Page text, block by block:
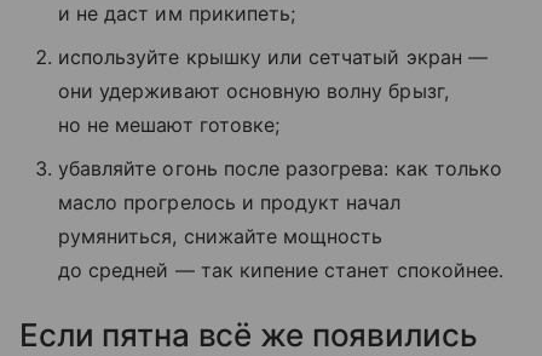
и не даст им прикипеть;
используйте крышку или сетчатый экран —
они удерживают основную волну брызг,
но не мешают готовке;
убавляйте огонь после разогрева: как только
масло прогрелось и продукт начал
румяниться, снижайте мощность
до средней — так кипение станет спокойнее.
Если пятна всё же появились